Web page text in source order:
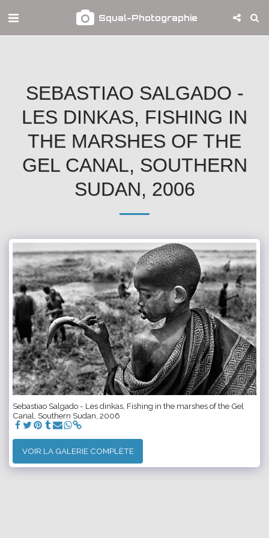
Squal-Photographie
SEBASTIAO SALGADO -
LES DINKAS, FISHING IN
THE MARSHES OF THE
GEL CANAL, SOUTHERN
SUDAN, 2006
Sebastiao Salgado - Les dinkas, Fishing in the marshes of the Gel
Canal, Southern Sudan, 2006
VOIR LA GALERIE COMPLÈTE